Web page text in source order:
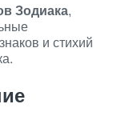
Зодиака,
и стихий